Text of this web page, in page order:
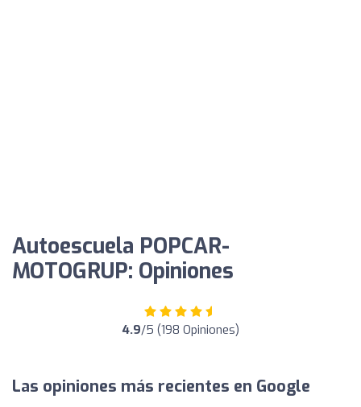
Autoescuela POPCAR-
MOTOGRUP: Opiniones
4.9/5 (198 Opiniones)
Las opiniones más recientes en Google